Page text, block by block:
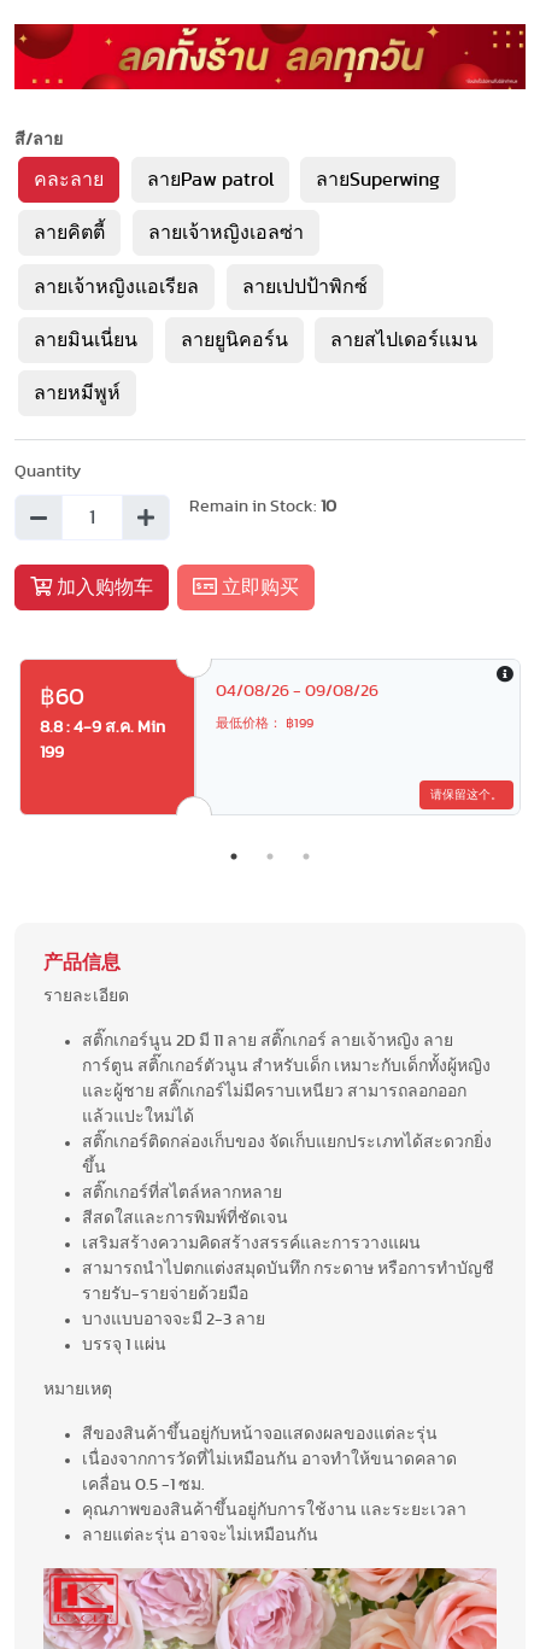
สี/ลาย
คละลาย ลายPaw patrol ลายSuperwing
ลายคิตตี้ ลายเจ้าหญิงเอลซ่า
ลายเจ้าหญิงแอเรียล ลายเปปป้าพิกซ์
ลายมินเนี่ยน ลายยูนิคอร์น ลายสไปเดอร์แมน
ลายหมีพูห์
Quantity
Remain in Stock: 10
加入购物车 立即购买
฿60
8.8 : 4-9 ส.ค. Min
199
04/08/26 - 09/08/26
最低价格： ฿199
请保留这个。
产品信息
รายละเอียด
สติ๊กเกอร์นูน 2D มี 11 ลาย สติ๊กเกอร์ ลายเจ้าหญิง ลาย
การ์ตูน สติ๊กเกอร์ตัวนูน สำหรับเด็ก เหมาะกับเด็กทั้งผู้หญิง
และผู้ชาย สติ๊กเกอร์ไม่มีคราบเหนียว สามารถลอกออก
แล้วแปะใหม่ได้
สติ๊กเกอร์ติดกล่องเก็บของ จัดเก็บแยกประเภทได้สะดวกยิ่ง
ขึ้น
สติ๊กเกอร์ที่สไตล์หลากหลาย
สีสดใสและการพิมพ์ที่ชัดเจน
เสริมสร้างความคิดสร้างสรรค์และการวางแผน
สามารถนำไปตกแต่งสมุดบันทึก กระดาษ หรือการทำบัญชี
รายรับ-รายจ่ายด้วยมือ
บางแบบอาจจะมี 2-3 ลาย
บรรจุ 1 แผ่น
หมายเหตุ
สีของสินค้าขึ้นอยู่กับหน้าจอแสดงผลของแต่ละรุ่น
เนื่องจากการวัดที่ไม่เหมือนกัน อาจทำให้ขนาดคลาด
เคลื่อน 0.5 -1 ซม.
คุณภาพของสินค้าขึ้นอยู่กับการใช้งาน และระยะเวลา
ลายแต่ละรุ่น อาจจะไม่เหมือนกัน